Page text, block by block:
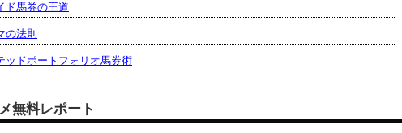
ド馬券の王道
の法則
ッドポートフォリオ馬券術
無料レポート